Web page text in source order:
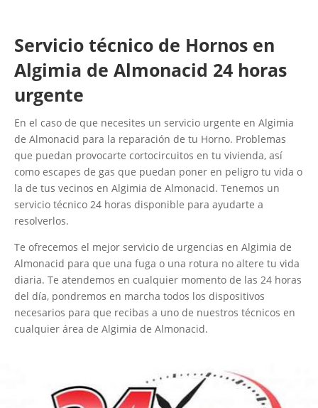
Servicio técnico de Hornos en
Algimia de Almonacid 24 horas
urgente
En el caso de que necesites un servicio urgente en Algimia
de Almonacid para la reparación de tu Horno. Problemas
que puedan provocarte cortocircuitos en tu vivienda, así
como escapes de gas que puedan poner en peligro tu vida o
la de tus vecinos en Algimia de Almonacid. Tenemos un
servicio técnico 24 horas disponible para ayudarte a
resolverlos.
Te ofrecemos el mejor servicio de urgencias en Algimia de
Almonacid para que una fuga o una rotura no altere tu vida
diaria. Te atendemos en cualquier momento de las 24 horas
del día, pondremos en marcha todos los dispositivos
necesarios para que recibas a uno de nuestros técnicos en
cualquier área de Algimia de Almonacid.